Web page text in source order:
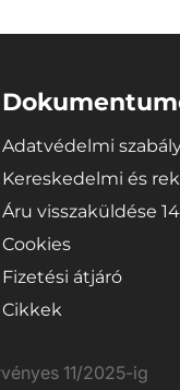
Adatvédelmi
Kereskedelmi és
Áru visszaküldése
Cookies
Fizetési átjáró
Cikkek